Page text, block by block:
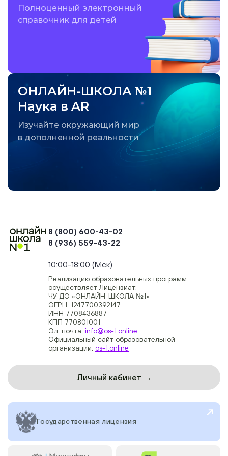
Полноценный электронный
справочник для детей
ОНЛАЙН-ШКОЛА №1
Наука в AR
Изучайте окружающий мир
в дополненной реальности
8 (800) 600-43-02
8 (936) 559-43-22
10:00-18:00 (Мск)
Реализацию образовательных программ
осуществляет Лицензиат:
ЧУ ДО «ОНЛАЙН-ШКОЛА №1»
ОГРН: 1247700392147
ИНН 7708436887
КПП 770801001
Эл. почта: info@os-1.online
Официальный сайт образовательной
организации: os-1.online
Личный кабинет →
Государственная лицензия